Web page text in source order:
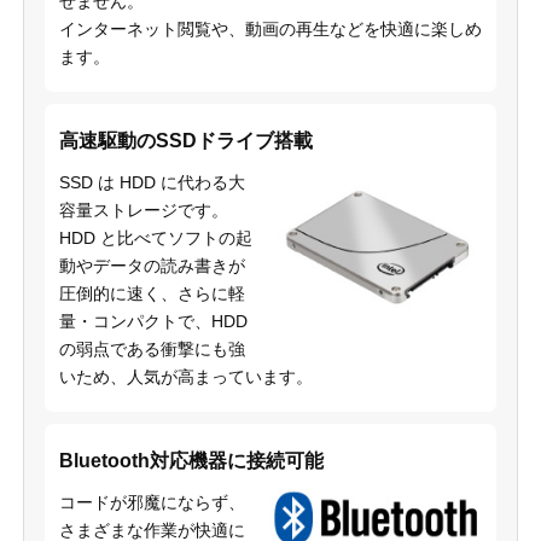
インターネット閲覧や、動画の再生などを快適に楽しめ
ます。
高速駆動のSSDドライブ搭載
SSD は HDD に代わる大
容量ストレージです。
HDD と比べてソフトの起
動やデータの読み書きが
圧倒的に速く、さらに軽
量・コンパクトで、HDD
の弱点である衝撃にも強
いため、人気が高まっています。
Bluetooth対応機器に接続可能
コードが邪魔にならず、
さまざまな作業が快適に